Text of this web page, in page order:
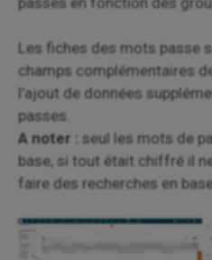
Les fiches des mots passe
champs complémentaires
l’ajout de données
passes.
A noter : seul les mots de
base, si tout était chiffré il
faire des recherches en